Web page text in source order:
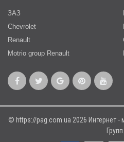
ЗАЗ
Chevrolet
Renault
Motrio group Renault
© https://pag.com.ua 2026 Интернет -
Групп.